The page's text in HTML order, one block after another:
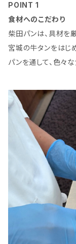
POINT 1
食材へのこだわり
柴田パンは、具材を
宮城の牛タンをはじ
パンを通して、色々